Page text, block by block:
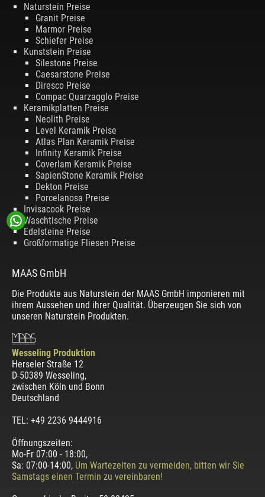
Naturstein Preise
Granit Preise
Marmor Preise
Schiefer Preise
Kunststein Preise
Silestone Preise
Caesarstone Preise
Diresco Preise
Compac Quarzagglo Preise
Keramikplatten Preise
Neolith Preise
Level Keramik Preise
Atlas Plan Keramik Preise
Infinity Keramik Preise
Coverlam Keramik Preise
SapienStone Keramik Preise
Dekton Preise
Porcelanosa Preise
Invisacook Preise
Waschtische Preise
Edelsteine Preise
Großformatige Fliesen Preise
MAAS GmbH
Die Produkte aus Naturstein der MAAS GmbH imponieren mit
ihrem Aussehen und ihrer Qualität. Überzeugen Sie sich von
unseren Naturstein Produkten.
Wesseling Produktion
Herseler Straße 12
D-50389 Wesseling,
zwischen Köln und Bonn
Deutschland
TEL: +49 2236 9444916
Öffnungszeiten:
Mo-Fr 07:00 - 18:00,
Sa: 07:00-14:00, Um Wartezeiten zu vermeiden, bitten wir Sie
Samstags einen Termin zu vereinbaren!